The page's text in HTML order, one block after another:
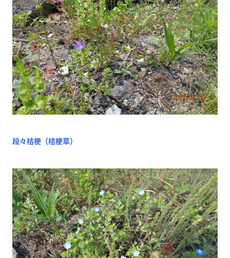
段々桔梗（桔梗草）